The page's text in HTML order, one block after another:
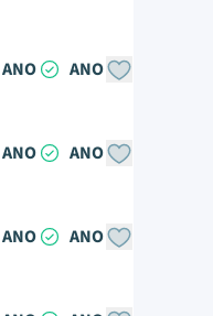
ANO ANO
ANO ANO
ANO ANO